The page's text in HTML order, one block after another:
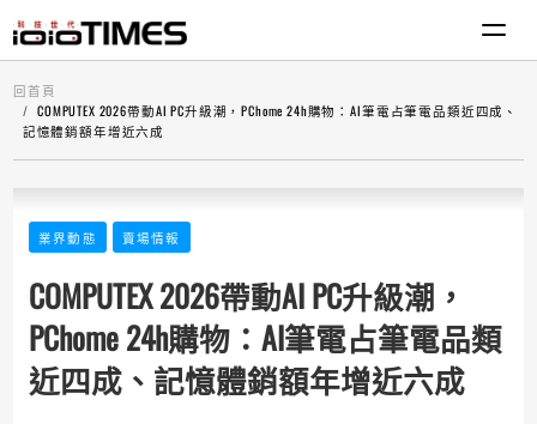
回首頁
COMPUTEX 2026帶動AI PC升級潮，PChome 24h購物：AI筆電占筆電品類近四成、
記憶體銷額年增近六成
業界動態 賣場情報
COMPUTEX 2026帶動AI PC升級潮，
PChome 24h購物：AI筆電占筆電品類
近四成、記憶體銷額年增近六成